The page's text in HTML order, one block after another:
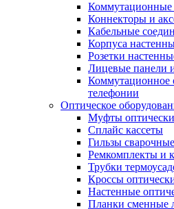
Коммутационные
Коннекторы и
Кабельные
Корпуса
Розетки
Лицевые панели
Коммутационное
телефонии
Оптическое
Муфты
Сплайс кассеты
Гильзы сварочные
Ремкомплекты и
Трубки
Кроссы
Настенные
Планки сменные